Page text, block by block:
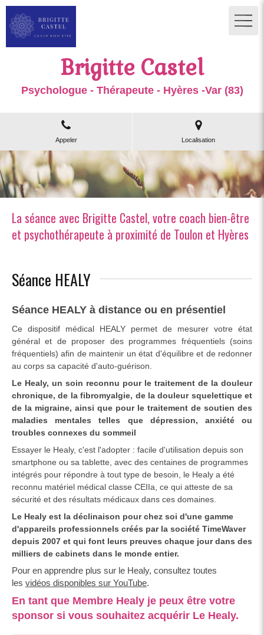
Brigitte Castel
Psychologue - Thérapeute - Hyères -Var (83)
Appeler Localisation
La séance avec Brigitte Castel, votre coach bien-être
et psychothérapeute à proximité de Toulon et Hyères
Séance HEALY
Séance HEALY à distance ou en présentiel
Ce dispositif médical HEALY permet de mesurer votre état
général et de proposer des programmes fréquentiels (soins
fréquentiels) afin de maintenir un état d'équilibre et de redonner
au corps sa capacité d'auto-guérison.
Le Healy, un soin reconnu pour le traitement de la douleur
chronique, de la fibromyalgie, de la douleur squelettique et
de la migraine, ainsi que pour le traitement de soutien des
maladies mentales telles que dépression, anxiété ou
troubles connexes du sommeil
Essayer le Healy, c'est l'adopter : facile d'utilisation depuis son
smartphone ou sa tablette, avec des centaines de programmes
intégrés pour répondre à tout type de besoin, le Healy a été
reconnu matériel médical classe CEIIa, ce qui atteste de sa
sécurité et des résultats médicaux dans ces domaines.
Le Healy est la déclinaison pour chez soi d'une gamme
d'appareils professionnels créés par la société TimeWaver
depuis 2007 et qui font leurs preuves chaque jour dans des
milliers de cabinets dans le monde entier.
Pour en apprendre plus sur le Healy, consultez toutes
les vidéos disponibles sur YouTube.
En tant que Membre Healy je peux être votre
sponsor si vous souhaitez acquérir Le Healy.